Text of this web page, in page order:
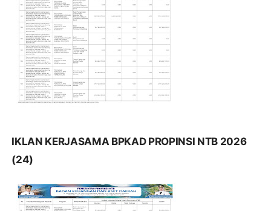
IKLAN KERJASAMA BPKAD PROPINSI NTB 2026
(24)